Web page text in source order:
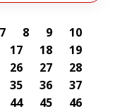
7 8 9
10
17 18
19
26 27
28
35 36
37
44 45
46